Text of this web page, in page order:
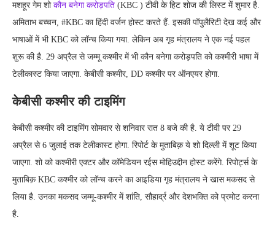
मशहूर गेम शोकौन बनेगा करोड़पति (KBC ) टीवी के हिट शोज की लिस्ट में शुमार है.
अमिताभ बच्चन, #KBC का हिंदी वर्जन होस्ट करते हैं. इसकी पॉपुलैरिटी देख कई और
भाषाओं में भी KBC को लॉन्च किया गया. लेकिन अब गृह मंत्रालय ने एक नई पहल
शुरू की है. 29 अप्रैल से जम्मू कश्मीर में भी कौन बनेगा करोड़पति को कश्मीरी भाषा में
टेलीकास्ट किया जाएगा. केबीसी कश्मीर, DD कश्मीर पर ऑनएयर होगा.
केबीसी कश्मीर की टाइमिंग
केबीसी कश्मीर की टाइमिंग सोमवार से शनिवार रात 8 बजे की है. ये टीवी पर 29
अप्रैल से 6 जुलाई तक टेलीकास्ट होगा. रिपोर्ट के मुताबिक़ ये शो दिल्ली में शूट किया
जाएगा. शो को कश्मीरी एक्टर और कॉमेडियन रईस मोहिउद्दीन होस्ट करेंगे. रिपोर्ट्स के
मुताबिक़ KBC कश्मीर को लॉन्च करने का आइडिया गृह मंत्रालय ने खास मकसद से
लिया है. उनका मकसद जम्मू-कश्मीर में शांति, सौहार्द्र और देशभक्ति को प्रमोट करना
है.